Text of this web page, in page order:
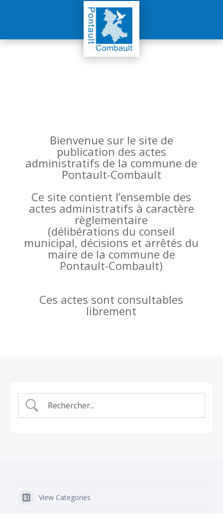
Bienvenue sur le site de
publication des actes
administratifs de la commune de
Pontault-Combault
Ce site contient l’ensemble des
actes administratifs à caractère
règlementaire
(délibérations du conseil
municipal, décisions et arrêtés du
maire de la commune de
Pontault-Combault)
Ces actes sont consultables
librement
View Categories